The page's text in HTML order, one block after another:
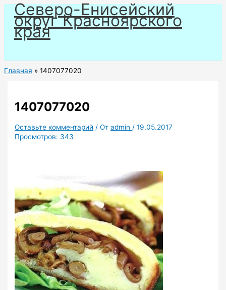
Перейти
содержимому
Северо-Енисейский
округ Красноярского
края
Главная 1407077020
1407077020
Оставьте комментарий / Отadmin /19.05.2017
Просмотров: 343